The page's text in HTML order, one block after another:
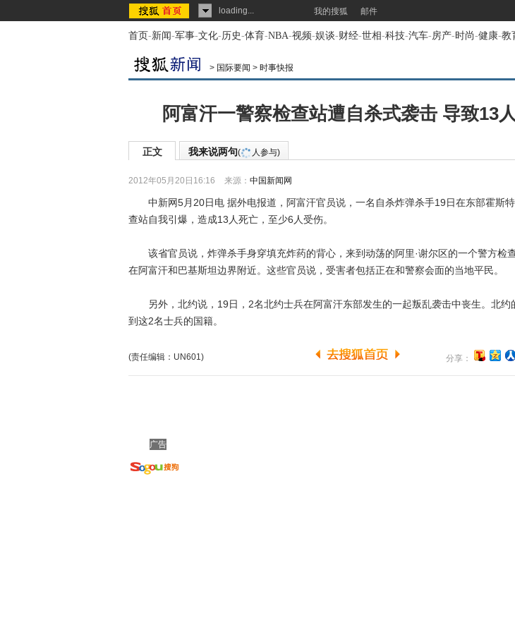
loading... 我的搜狐 邮件
首页-新闻-军事-文化-历史-体育-NBA-视频-娱谈-财经-世相-科技-汽车-房产-时尚-健康-教
> 国际要闻 > 时事快报
阿富汗一警察检查站遭自杀式袭击 导致13
正文 我来说两句( 人参与)
2012年05月20日16:16 来源： 中国新闻网
中新网5月20日电 据外电报道，阿富汗官员说，一名自杀炸弹杀手19日在东部霍斯
查站自我引爆，造成13人死亡，至少6人受伤。
该省官员说，炸弹杀手身穿填充炸药的背心，来到动荡的阿里·谢尔区的一个警方检
在阿富汗和巴基斯坦边界附近。这些官员说，受害者包括正在和警察会面的当地平民。
另外，北约说，19日，2名北约士兵在阿富汗东部发生的一起叛乱袭击中丧生。北约
到这2名士兵的国籍。
(责任编辑：UN601) 分享：
广告